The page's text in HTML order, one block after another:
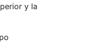
y la